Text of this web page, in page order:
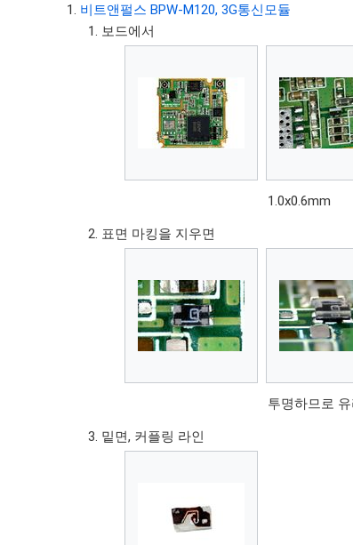
비트앤펄스 BPW-M120, 3G통신모듈
보드에서
1.0x0.6mm
표면 마킹을 지우면
투명하므로
밑면, 커플링 라인